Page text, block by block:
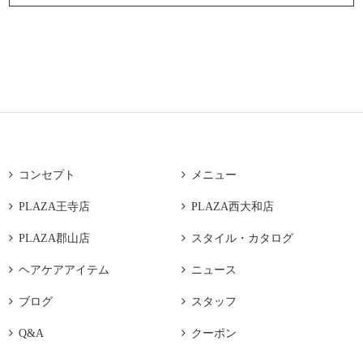
 コンセプト  メニュー
 PLAZA王寺店  PLAZA西大和店
 PLAZA郡山店  スタイル・カタログ
 ヘアケアアイテム  ニュース
 ブログ  スタッフ
 Q&A  クーポン